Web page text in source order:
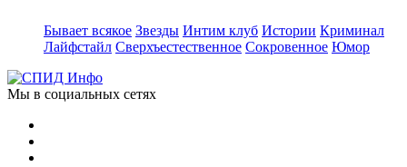
Бывает всякое Звезды Интим клуб Истории Криминал
Лайфстайл Сверхъестественное Сокровенное Юмор
Мы в социальных сетях